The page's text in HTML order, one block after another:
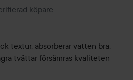
köpare
textur, absorberar vatten bra,
tvättar försämras kvaliteten